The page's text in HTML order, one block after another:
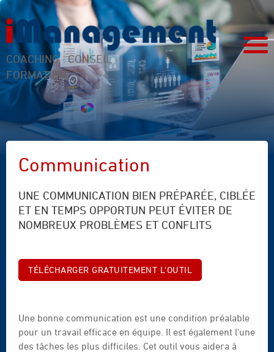
COACHING · CONSEIL ·
FORMATION
Communication
UNE COMMUNICATION BIEN PRÉPARÉE, CIBLÉE
ET EN TEMPS OPPORTUN PEUT ÉVITER DE
NOMBREUX PROBLÈMES ET CONFLITS
TÉLÉCHARGER GRATUITEMENT L'OUTIL
Une bonne communication est une condition préalable
pour un travail efficace en équipe. Il est également l'une
des tâches les plus difficiles. Cet outil vous aidera à